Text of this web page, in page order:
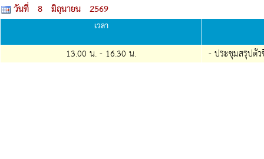
วันที่ 8 มิถุนายน 2569
เวลา
13.00 น. - 16.30 น. - ประชุมสรุปตั